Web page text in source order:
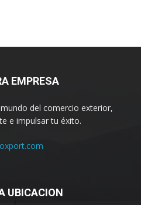
EMPRESA
del comercio exterior,
e impulsar tu éxito.
UBICACION